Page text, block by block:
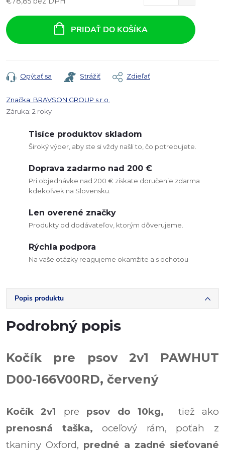
cena:
PRIDAŤ DO KOŠÍKA
Opýtať sa Strážiť Zdieľať
Značka: BRAVSON GROUP s.r.o.
Záruka: 2 roky
Tisíce produktov skladom
Široký výber, aby ste si vždy našli to, čo potrebujete.
Doprava zadarmo nad 200 €
Pri objednávke nad 200 € získate doručenie zdarma
kdekoľvek na Slovensku.
Len overené značky
Produkty od dodávateľov, ktorým dôverujeme.
Rýchla podpora
Na vaše otázky reagujeme okamžite a s ochotou
Popis produktu
Podrobný popis
Kočík pre psov 2v1 PAWHUT
D00-166V00RD, červený
Kočík 2v1 pre psov do 10kg, tiež ako
prenosná taška,oceľový rám, poťah z
tkaniny Oxford, predné a zadné sieťované